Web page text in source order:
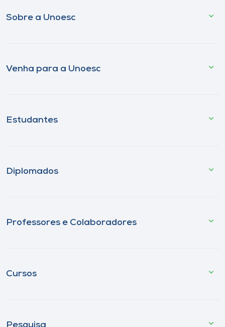
Sobre a Unoesc
Venha para a Unoesc
Estudantes
Diplomados
Professores e Colaboradores
Cursos